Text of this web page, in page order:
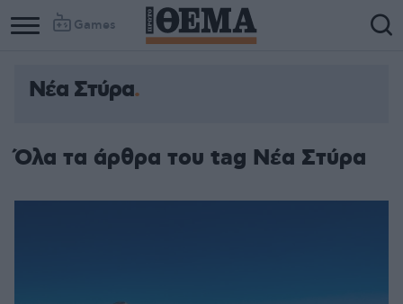
Games
Νέα Στύρα
Όλα τα άρθρα του tag Νέα Στύρα